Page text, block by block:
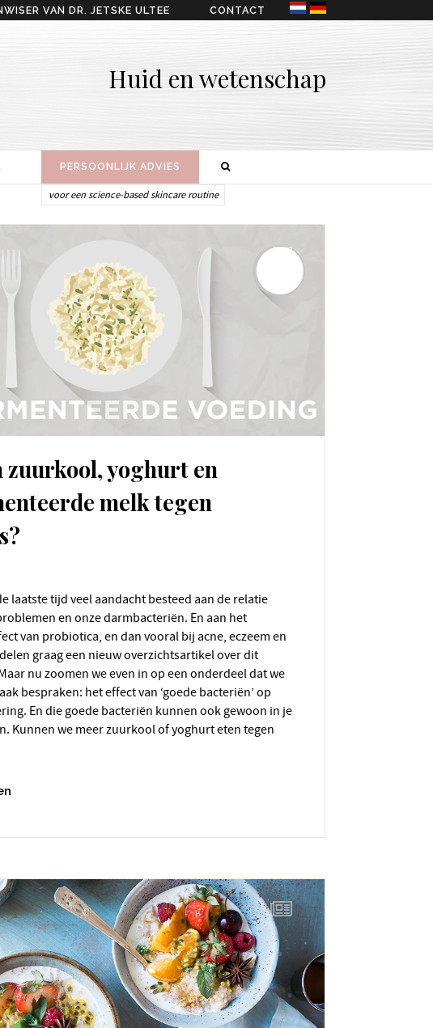
VAN DR. JETSKE ULTEE CONTACT
Huid en wetenschap
PERSOONLIJK ADVIES
zuurkool, yoghurt en
melk tegen
en onze darmbacteriën. En aan het
van probiotica, en dan vooral bij acne, eczeem en
graag een nieuw overzichtsartikel over dit
nu zoomen we even in op een onderdeel dat we
bespraken: het effect van ‘goede bacteriën’ op
En die goede bacteriën kunnen ook gewoon in je
Kunnen we meer zuurkool of yoghurt eten tegen